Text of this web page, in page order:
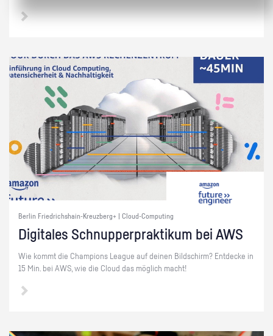
Berlin Friedrichshain-Kreuzberg+ | Cloud-Computing
Di­gi­ta­les Schnup­per­prak­ti­kum bei AWS
Wie kommt die Cham­pi­ons Le­ague auf dei­nen Bild­schirm? Ent­de­cke in
15 Min. bei AWS, wie die Cloud das mög­lich macht!